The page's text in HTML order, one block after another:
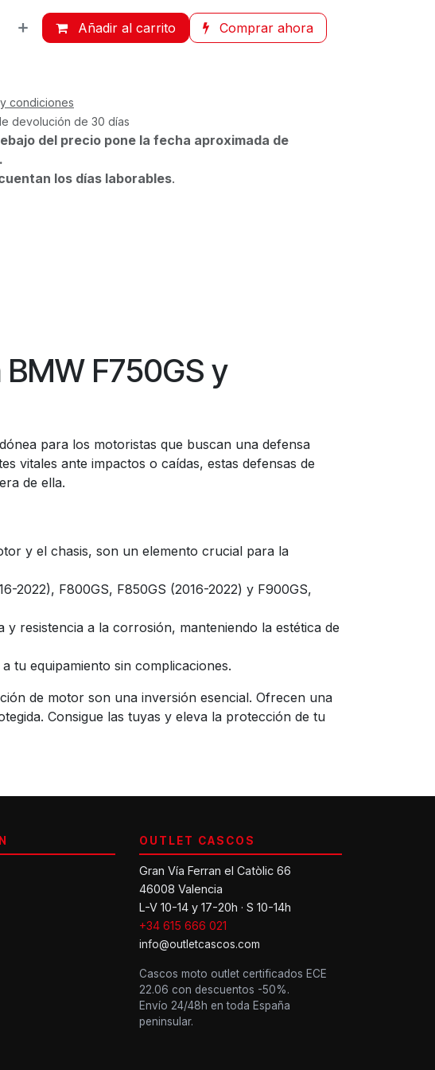
Añadir al carrito Comprar ahora
condiciones
devolución de 30 días
del precio pone la fecha aproximada de
los días laborables.
F750GS y
para los motoristas que buscan una defensa
vitales ante impactos o caídas, estas defensas de
de ella.
y el chasis, son un elemento crucial para la
2022), F800GS, F850GS (2016-2022) y F900GS,
resistencia a la corrosión, manteniendo la estética de
tu equipamiento sin complicaciones.
de motor son una inversión esencial. Ofrecen una
Consigue las tuyas y eleva la protección de tu
OUTLET CASCOS
Gran Vía Ferran el Catòlic 66
46008 Valencia
L-V 10-14 y 17-20h · S 10-14h
+34 615 666 021
info@outletcascos.com
Cascos moto outlet certificados ECE
22.06 con descuentos -50%.
Envío 24/48h en toda España
peninsular.